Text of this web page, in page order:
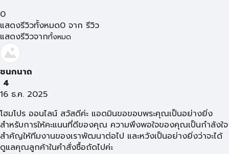
0
แสดงรีวิวทั้งหมด0 จาก รีวิว
แสดงรีวิวจากทั้งหมด
ชนกนาถ
4
16 ธ.ค. 2025
โฮมโปร ออนไลน์ สวัสดีค่ะ แอดมินขอขอบพระคุณเป็นอย่างยิ่ง
สำหรับการให้คะแนนที่ดีของคุณ ความพึงพอใจของคุณเป็นกำลังใจ
สำคัญให้ทีมงานของเราพัฒนาต่อไป และหวังเป็นอย่างยิ่งว่าจะได้
ดูแลคุณลูกค้าในคำสั่งซื้อถัดไปค่ะ